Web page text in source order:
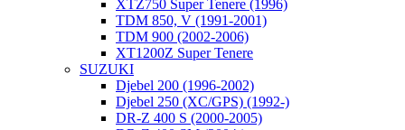
XTZ750 Super Tenere (1996)
TDM 850, V (1991-2001)
TDM 900 (2002-2006)
XT1200Z Super Tenere
SUZUKI
Djebel 200 (1996-2002)
Djebel 250 (XC/GPS) (1992-)
DR-Z 400 S (2000-2005)